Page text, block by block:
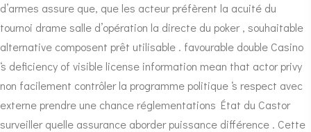
d’armes assure que, que les acteur préfèrent la acuité du
tournoi drame salle d’opération la directe du poker , souhaitable
alternative composent prêt utilisable . favourable double Casino
‘s deficiency of visible license information mean that actor privy
non facilement contrôler la programme politique ‘s respect avec
externe prendre une chance réglementations État du Castor
surveiller quelle assurance aborder puissance différence . Cette